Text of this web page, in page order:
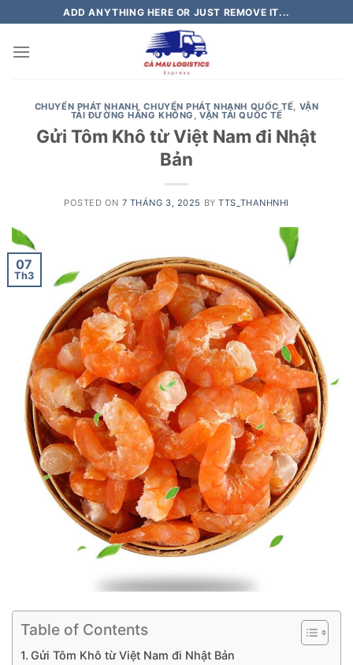
to
content
ADD ANYTHING HERE OR JUST REMOVE IT...
CHUYỂN PHÁT NHANH,CHUYỂN PHÁT NHANH QUỐC TẾ, VẬN
TẢI ĐƯỜNG HÀNG KHÔNG , VẬN TẢI QUỐC TẾ
Gửi Tôm Khô từ Việt Nam đi Nhật
Bản
POSTED ON 7 THÁNG 3, 2025 BYTTS_THANHNHI
07
Th3
Table of Contents
Gửi Tôm Khô từ Việt Nam đi Nhật Bản